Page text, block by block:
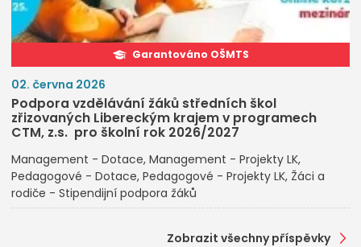
Garantováno OŠMTS
02. června 2026
Podpora vzdělávání žáků středních škol
zřizovaných Libereckým krajem v programech
CTM, z.s. pro školní rok 2026/2027
Management - Dotace Management - Projekty LK
Pedagogové - Dotace Pedagogové - Projekty LK Žáci a
rodiče - Stipendijní podpora žáků
Zobrazit všechny příspěvky